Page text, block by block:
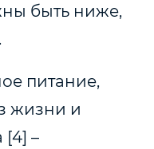
быть ниже,
питание,
жизни и
[4] –